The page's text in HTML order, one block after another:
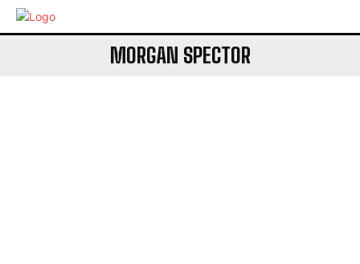
MORGAN SPECTOR